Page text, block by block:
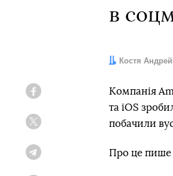
в
Автор:
Костя
Компанія
та iOS
побачили
Про це пише